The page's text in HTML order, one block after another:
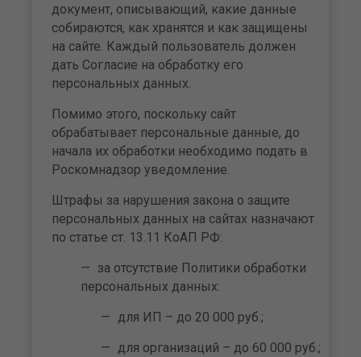
документ, описывающий, какие данные
собираются, как хранятся и как защищены
на сайте. Каждый пользователь должен
дать Согласие на обработку его
персональных данных.
Помимо этого, поскольку сайт
обрабатывает персональные данные, до
начала их обработки необходимо подать в
Роскомнадзор уведомление.
Штрафы за нарушения закона о защите
персональных данных на сайтах назначают
по статье ст. 13.11 КоАП РФ:
за отсутствие Политики обработки
персональных данных:
для ИП – до 20 000 руб.;
для организаций – до 60 000 руб.;